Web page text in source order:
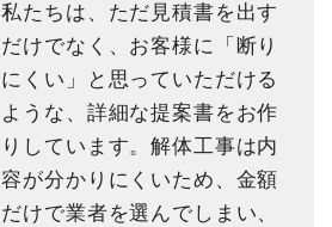
私たちは、ただ見積書を出す
だけでなく、お客様に「断り
にくい」と思っていただける
ような、詳細な提案書をお作
りしています。解体工事は内
容が分かりにくいため、金額
だけで業者を選んでしまい、